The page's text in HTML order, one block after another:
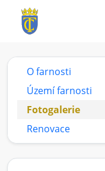
O farnosti
Území farnosti
Fotogalerie
Renovace